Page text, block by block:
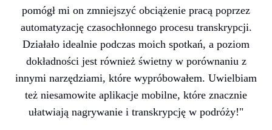
pomógł mi on zmniejszyć obciążenie pracą poprzez
automatyzację czasochłonnego procesu transkrypcji.
Działało idealnie podczas moich spotkań, a poziom
dokładności jest również świetny w porównaniu z
innymi narzędziami, które wypróbowałem. Uwielbiam
też niesamowite aplikacje mobilne, które znacznie
ułatwiają nagrywanie i transkrypcję w podróży!"